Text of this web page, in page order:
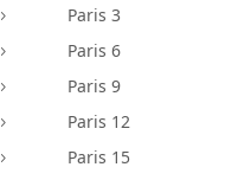
5 Paris 3
5 Paris 6
5 Paris 9
5 Paris 12
5 Paris 15